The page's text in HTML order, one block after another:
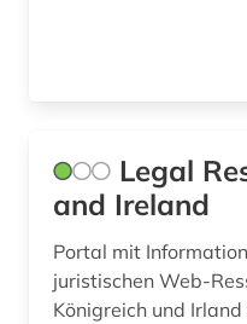
datenwirtschaft (1)
demokratie (1)
deutsch (9)
Thueringen (1)
Tuerkei (1)
USA (9)
Legal
and Ireland
Portal mit
juristischen Web-
Königreich und